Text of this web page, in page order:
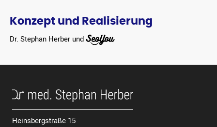
Konzept und Realisierung
Dr. Stephan Herber und
Heinsbergstraße 15